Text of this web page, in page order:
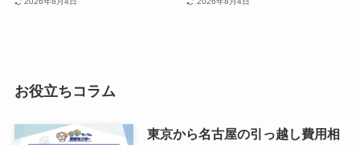
お役立ちコラム
東京から名古屋の引っ越し費用相